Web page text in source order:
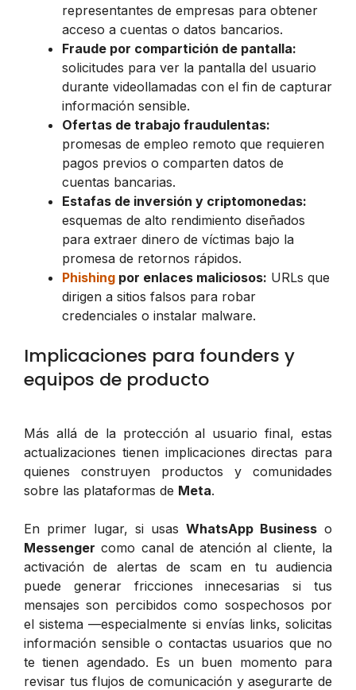
representantes de empresas para obtener
acceso a cuentas o datos bancarios.
Fraude por compartición de pantalla:
solicitudes para ver la pantalla del usuario
durante videollamadas con el fin de capturar
información sensible.
Ofertas de trabajo fraudulentas:
promesas de empleo remoto que requieren
pagos previos o comparten datos de
cuentas bancarias.
Estafas de inversión y criptomonedas:
esquemas de alto rendimiento diseñados
para extraer dinero de víctimas bajo la
promesa de retornos rápidos.
Phishing por enlaces maliciosos: URLs que
dirigen a sitios falsos para robar
credenciales o instalar malware.
Implicaciones para founders y
equipos de producto
Más allá de la protección al usuario final, estas
actualizaciones tienen implicaciones directas para
quienes construyen productos y comunidades
sobre las plataformas de Meta.
En primer lugar, si usas WhatsApp Business o
Messenger como canal de atención al cliente, la
activación de alertas de scam en tu audiencia
puede generar fricciones innecesarias si tus
mensajes son percibidos como sospechosos por
el sistema —especialmente si envías links, solicitas
información sensible o contactas usuarios que no
te tienen agendado. Es un buen momento para
revisar tus flujos de comunicación y asegurarte de